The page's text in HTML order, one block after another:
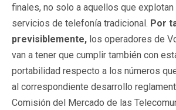
finales, no solo a aquellos que
servicios de telefonía tradicional. Por
previsiblemente, los operadores de
van a tener que cumplir también con
portabilidad respecto a los números
al correspondiente desarrollo
Comisión del Mercado de las